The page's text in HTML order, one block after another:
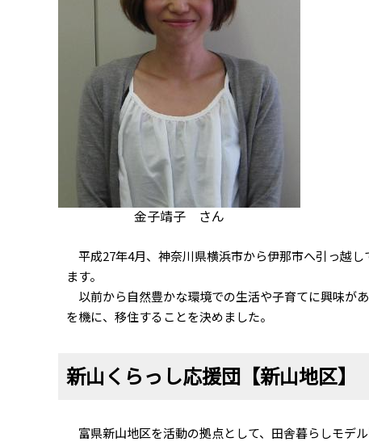
金子靖子 さん
平成27年4月、神奈川県横浜市から伊那市へ引っ越
ます。
以前から自然豊かな環境での生活や子育てに興味が
を機に、移住することを決めました。
新山くらっし応援団【新山地区】
富県新山地区を活動の拠点として、田舎暮らしモデ